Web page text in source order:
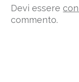
Devi essere
commento.